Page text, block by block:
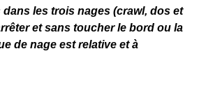
dans les trois nages (crawl, dos et
et sans toucher le bord ou la
de nage est relative et à